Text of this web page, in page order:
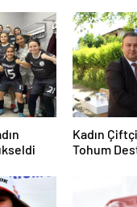
Kadın
Tohum